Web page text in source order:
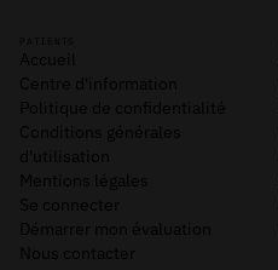
PATIENTS
Accueil
Centre d'information
Politique de confidentialité
Conditions générales
d'utilisation
Mentions légales
Se connecter
Démarrer mon évaluation
Nous contacter